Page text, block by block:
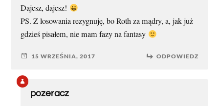
Dajesz, dajesz!
PS. Z losowania rezygnuję, bo Roth za mądry, a, jak już
gdzieś pisałem, nie mam fazy na fantasy
15 WRZEŚNIA, 2017 ODPOWIEDZ
pozeracz